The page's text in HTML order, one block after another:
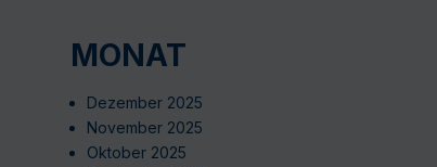
MONAT
Dezember 2025
November 2025
Oktober 2025